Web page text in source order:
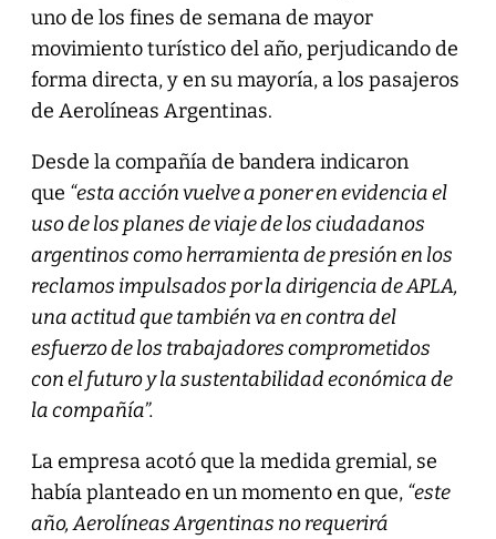
uno de los fines de semana de mayor
movimiento turístico del año, perjudicando de
forma directa, y en su mayoría, a los pasajeros
de Aerolíneas Argentinas.
Desde la compañía de bandera indicaron
que “esta acción vuelve a poner en evidencia el
uso de los planes de viaje de los ciudadanos
argentinos como herramienta de presión en los
reclamos impulsados por la dirigencia de APLA,
una actitud que también va en contra del
esfuerzo de los trabajadores comprometidos
con el futuro y la sustentabilidad económica de
la compañía”.
La empresa acotó que la medida gremial, se
había planteado en un momento en que, “este
año, Aerolíneas Argentinas no requerirá